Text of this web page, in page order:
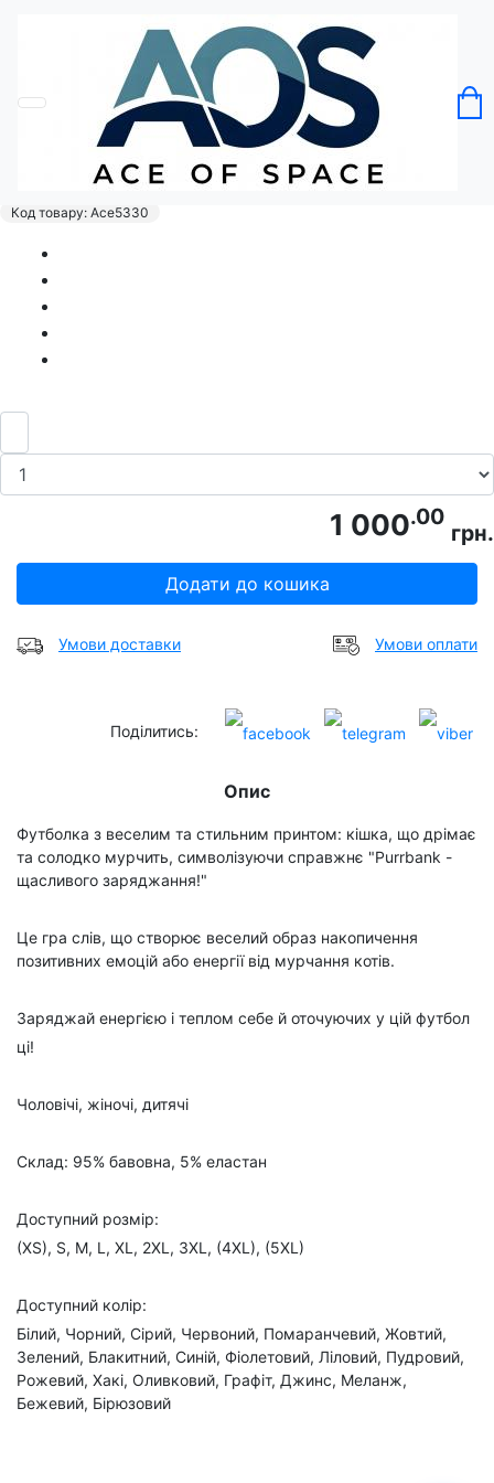
Без категорії
Футболка PURRBANK Happy charging!
Мурбанк - щасливого заряджання! кішка
Код товару: Ace5330
1 000.00
грн.
Додати до кошика
Умови доставки Умови оплати
Поділитись:
Опис
Футболка з веселим та стильним принтом: кішка, що дрімає
та солодко мурчить, символізуючи справжнє "Purrbank -
щасливого заряджання!"
Це гра слів, що створює веселий образ накопичення
позитивних емоцій або енергії від мурчання котів.
Заряджай енергією і теплом себе й оточуючих у цій футбол
ці!
Чоловічі, жіночі, дитячі
Склад: 95% бавовна, 5% еластан
Доступний розмір:
(XS), S, M, L, XL, 2XL, 3XL, (4XL), (5XL)
Доступний колір:
Білий, Чорний, Сірий, Червоний, Помаранчевий, Жовтий,
Зелений, Блакитний, Синій, Фіолетовий, Ліловий, Пудровий,
Рожевий, Хакі, Оливковий, Графіт, Джинс, Меланж,
Бежевий, Бірюзовий